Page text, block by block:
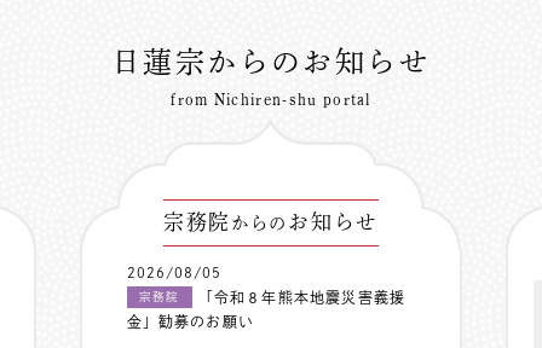
日蓮宗からのお知らせ
from Nichiren-shu portal
宗務院 からの お知らせ
2026/08/05
宗務院
「令和８年熊本地震災害義援
金」勧募のお願い